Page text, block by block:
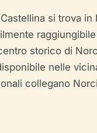
si trova in
storico di
nelle
collegano